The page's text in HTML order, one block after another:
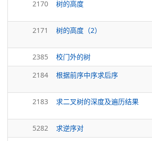
2170 树的高度
2171 树的高度（2）
2385 校门外的树
2184 根据前序中序求后序
2183 求二叉树的深度及遍历结果
5282 求逆序对